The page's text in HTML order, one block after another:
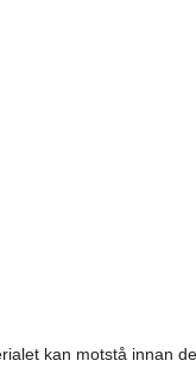
kan motstå innan